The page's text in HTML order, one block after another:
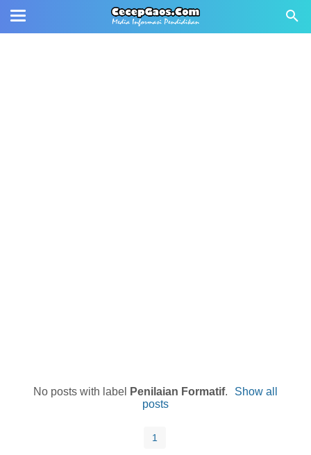
No posts with label Penilaian Formatif.
Show all
posts
1